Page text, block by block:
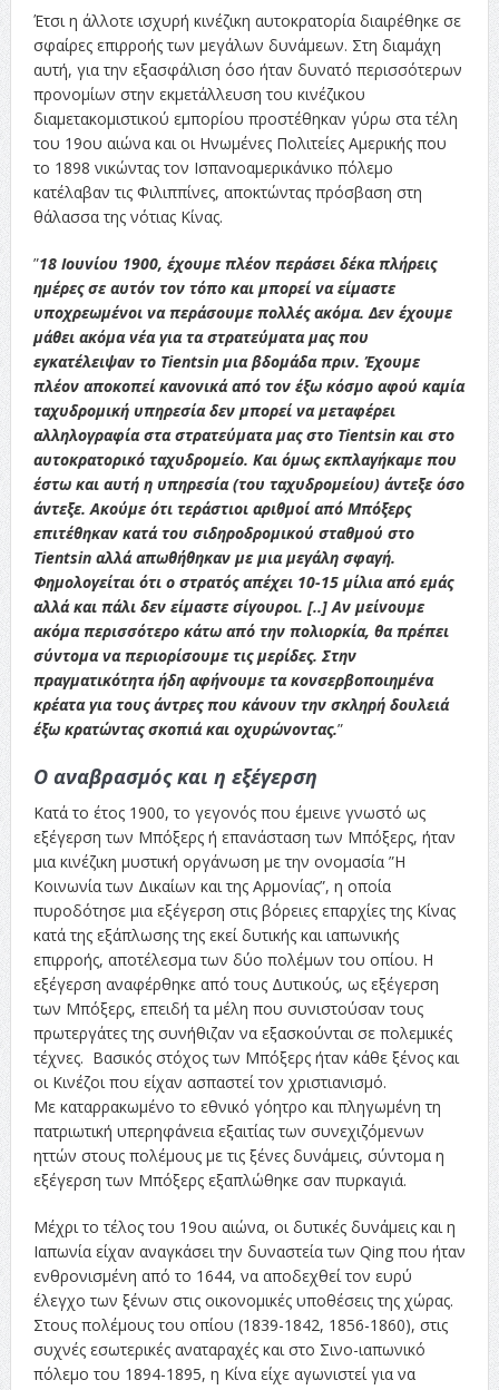
Έτσι η άλλοτε ισχυρή κινέζικη αυτοκρατορία διαιρέθηκε σε
σφαίρες επιρροής των μεγάλων δυνάμεων. Στη διαμάχη
αυτή, για την εξασφάλιση όσο ήταν δυνατό περισσότερων
προνομίων στην εκμετάλλευση του κινέζικου
διαμετακομιστικού εμπορίου προστέθηκαν γύρω στα τέλη
του 19ου αιώνα και οι Ηνωμένες Πολιτείες Αμερικής που
το 1898 νικώντας τον Ισπανοαμερικάνικο πόλεμο
κατέλαβαν τις Φιλιππίνες, αποκτώντας πρόσβαση στη
θάλασσα της νότιας Κίνας.
”18 Ιουνίου 1900, έχουμε πλέον περάσει δέκα πλήρεις
ημέρες σε αυτόν τον τόπο και μπορεί να είμαστε
υποχρεωμένοι να περάσουμε πολλές ακόμα. Δεν έχουμε
μάθει ακόμα νέα για τα στρατεύματα μας που
εγκατέλειψαν το Tientsin μια βδομάδα πριν. Έχουμε
πλέον αποκοπεί κανονικά από τον έξω κόσμο αφού καμία
ταχυδρομική υπηρεσία δεν μπορεί να μεταφέρει
αλληλογραφία στα στρατεύματα μας στο Tientsin και στο
αυτοκρατορικό ταχυδρομείο. Και όμως εκπλαγήκαμε που
έστω και αυτή η υπηρεσία (του ταχυδρομείου) άντεξε όσο
άντεξε. Ακούμε ότι τεράστιοι αριθμοί από Μπόξερς
επιτέθηκαν κατά του σιδηροδρομικού σταθμού στο
Tientsin αλλά απωθήθηκαν με μια μεγάλη σφαγή.
Φημολογείται ότι ο στρατός απέχει 10-15 μίλια από εμάς
αλλά και πάλι δεν είμαστε σίγουροι. [..] Αν μείνουμε
ακόμα περισσότερο κάτω από την πολιορκία, θα πρέπει
σύντομα να περιορίσουμε τις μερίδες. Στην
πραγματικότητα ήδη αφήνουμε τα κονσερβοποιημένα
κρέατα για τους άντρες που κάνουν την σκληρή δουλειά
έξω κρατώντας σκοπιά και οχυρώνοντας.”
Ο αναβρασμός και η εξέγερση
Κατά το έτος 1900, το γεγονός που έμεινε γνωστό ως
εξέγερση των Μπόξερς ή επανάσταση των Μπόξερς, ήταν
μια κινέζικη μυστική οργάνωση με την ονομασία ”Η
Κοινωνία των Δικαίων και της Αρμονίας”, η οποία
πυροδότησε μια εξέγερση στις βόρειες επαρχίες της Κίνας
κατά της εξάπλωσης της εκεί δυτικής και ιαπωνικής
επιρροής, αποτέλεσμα των δύο πολέμων του οπίου. Η
εξέγερση αναφέρθηκε από τους Δυτικούς, ως εξέγερση
των Μπόξερς, επειδή τα μέλη που συνιστούσαν τους
πρωτεργάτες της συνήθιζαν να εξασκούνται σε πολεμικές
τέχνες. Βασικός στόχος των Μπόξερς ήταν κάθε ξένος και
οι Κινέζοι που είχαν ασπαστεί τον χριστιανισμό.
Με καταρρακωμένο το εθνικό γόητρο και πληγωμένη τη
πατριωτική υπερηφάνεια εξαιτίας των συνεχιζόμενων
ηττών στους πολέμους με τις ξένες δυνάμεις, σύντομα η
εξέγερση των Μπόξερς εξαπλώθηκε σαν πυρκαγιά.
Μέχρι το τέλος του 19ου αιώνα, οι δυτικές δυνάμεις και η
Ιαπωνία είχαν αναγκάσει την δυναστεία των Qing που ήταν
ενθρονισμένη από το 1644, να αποδεχθεί τον ευρύ
έλεγχο των ξένων στις οικονομικές υποθέσεις της χώρας.
Στους πολέμους του οπίου (1839-1842, 1856-1860), στις
συχνές εσωτερικές αναταραχές και στο Σινο-ιαπωνικό
πόλεμο του 1894-1895, η Κίνα είχε αγωνιστεί για να